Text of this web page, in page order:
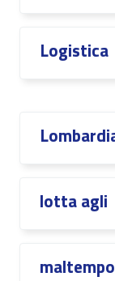
Logistica
lotta agli
maltempo